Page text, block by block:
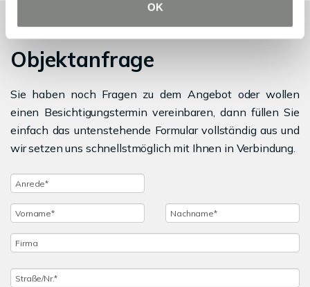
OK
Objektanfrage
Sie haben noch Fragen zu dem Angebot oder wollen
einen Besichtigungstermin vereinbaren, dann füllen Sie
einfach das untenstehende Formular vollständig aus und
wir setzen uns schnellstmöglich mit Ihnen in Verbindung.